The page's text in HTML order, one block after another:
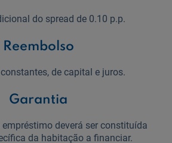
do spread de 0.10 p.p.
Reembolso
de capital e juros.
Garantia
deverá ser constituída
da habitação a financiar.